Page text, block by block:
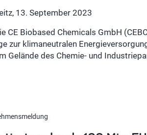
13. September 2023
CE Biobased Chemicals GmbH
zur klimaneutralen
Gelände des Chemie- und